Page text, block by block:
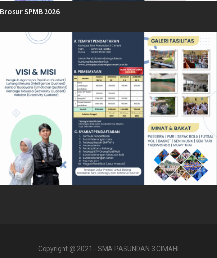
Brosur SPMB 2026
Copyright @ 2021 - SMA PASUNDAN 3 CIMAHI